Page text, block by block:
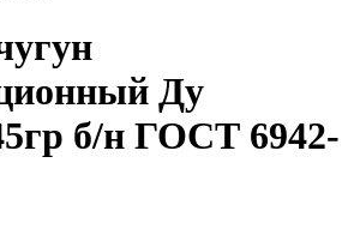
Ду
б/н ГОСТ 6942-